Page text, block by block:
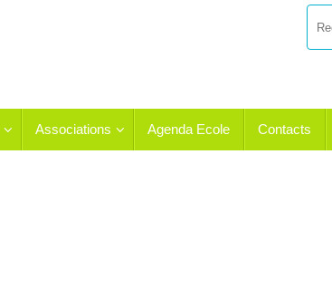
Associations Agenda Ecole Contacts